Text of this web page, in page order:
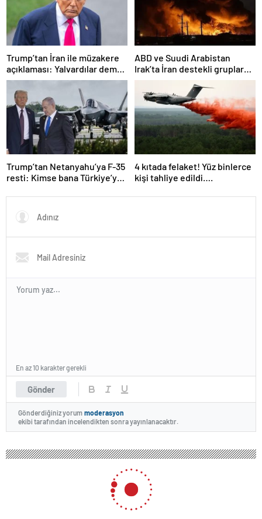
Trump’tan İran ile müzakere
açıklaması: Yalvardılar demek
istemiyorum
ABD ve Suudi Arabistan
Irak’ta İran destekli gruplara
ait hedeflere hava saldırıları
düzenledi
Trump’tan Netanyahu’ya F-35
resti: Kimse bana Türkiye’ye
4 kıtada felaket! Yüz binlerce
kişi tahliye edildi….
Gönder
En az 10 karakter gerekli
Gönderdiğiniz yorum moderasyon
ekibi tarafından incelendikten sonra yayınlanacaktır.